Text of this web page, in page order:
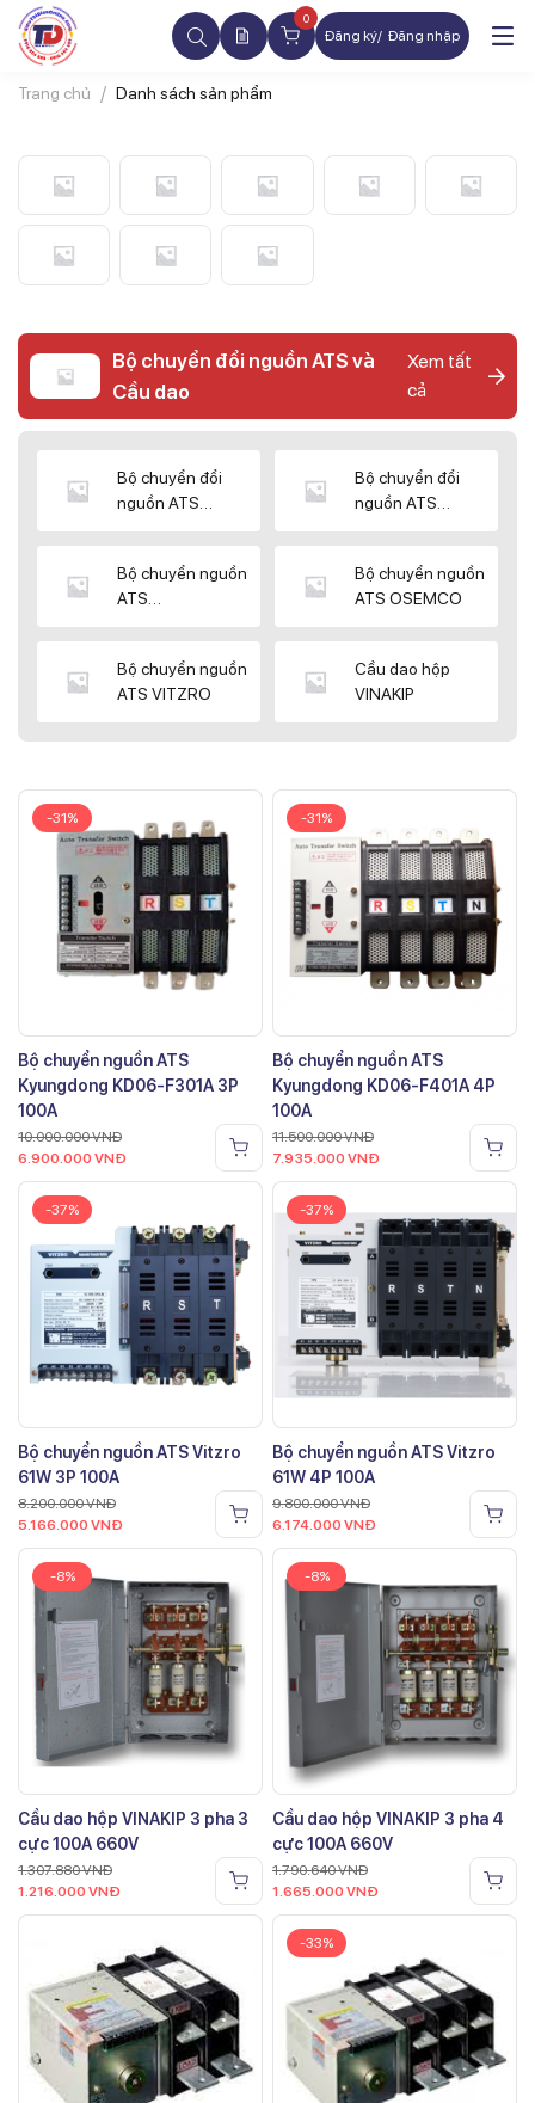
0
Đăng ký Đăng nhập
Trang chủ Danh sách sản phẩm
Bộ chuyển đổi nguồn ATS và
Cầu dao
Xem tất
cả
Bộ chuyển đổi
nguồn ATS
Bộ chuyển đổi
nguồn ATS
Bộ chuyển nguồn
ATS
Bộ chuyển nguồn
ATS OSEMCO
Bộ chuyển nguồn
ATS VITZRO
Cầu dao hộp
VINAKIP
-31%
Bộ chuyển nguồn ATS
Kyungdong KD06-F301A 3P
100A
10.000.000VNĐ
6.900.000 VNĐ
-31%
Bộ chuyển nguồn ATS
Kyungdong KD06-F401A 4P
100A
11.500.000VNĐ
7.935.000 VNĐ
-37%
Bộ chuyển nguồn ATS Vitzro
61W 3P 100A
8.200.000VNĐ
5.166.000 VNĐ
-37%
Bộ chuyển nguồn ATS Vitzro
61W 4P 100A
9.800.000VNĐ
6.174.000 VNĐ
-8%
Cầu dao hộp VINAKIP 3 pha 3
cực 100A 660V
1.307.880VNĐ
1.216.000 VNĐ
-8%
Cầu dao hộp VINAKIP 3 pha 4
cực 100A 660V
1.790.640VNĐ
1.665.000 VNĐ
-33%